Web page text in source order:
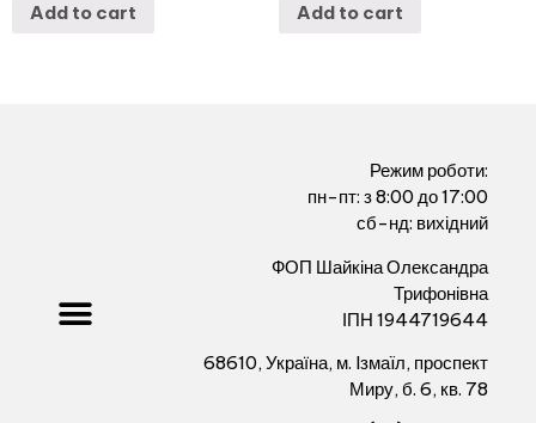
Add to cart Add to cart
Режим роботи:
пн-пт: з 8:00 до 17:00
сб-нд: вихідний
ФОП Шайкіна Олександра
Трифонівна
ІПН 1944719644
68610, Україна, м. Iзмаïл, проспект
Миру, б. 6, кв. 78